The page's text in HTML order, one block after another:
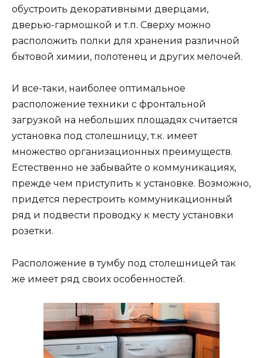
обустроить декоративными дверцами,
дверью-гармошкой и т.п. Сверху можно
расположить полки для хранения различной
бытовой химии, полотенец и других мелочей.
И все-таки, наиболее оптимальное
расположение техники с фронтальной
загрузкой на небольших площадях считается
установка под столешницу, т.к. имеет
множество организационных преимуществ.
Естественно не забывайте о коммуникациях,
прежде чем приступить к установке. Возможно,
придется перестроить коммуникационный
ряд и подвести проводку к месту установки
розетки.
Расположение в тумбу под столешницей так
же имеет ряд своих особенностей.